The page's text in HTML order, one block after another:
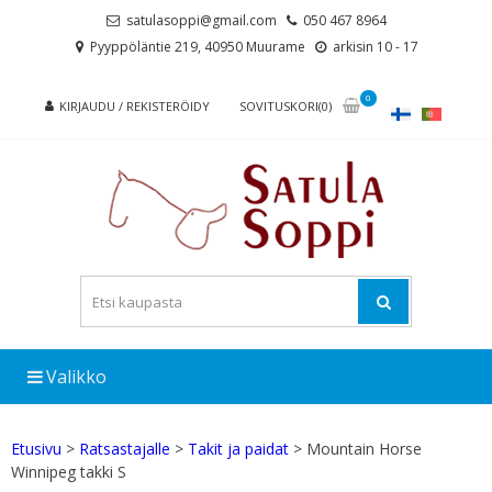
satulasoppi@gmail.com
050 467 8964
Pyyppöläntie 219, 40950 Muurame
arkisin 10 - 17
KIRJAUDU / REKISTERÖIDY SOVITUSKORI(0)
0
Valikko
Etusivu > Ratsastajalle > Takit ja paidat > Mountain Horse
Winnipeg takki S